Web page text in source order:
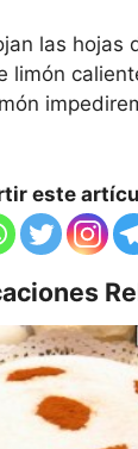
las hojas
limón
este